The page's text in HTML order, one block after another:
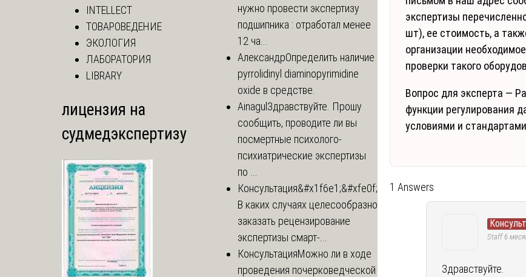
экспертизы
шт), ее стоимость, а
организации
проверки такого
Вопрос для эксперта —
функции регулирования
условиями и
1 Answers
Staff6
Здравствуйте.
INTELLECT
ТОВАРОВЕДЕНИЕ
ЭКОЛОГИЯ
ЛАБОРАТОРИЯ
LIBRARY
лицензия на
судмедэкспертизу
нужно провести экспертизу
подшипника : отработал менее
12 ча...
АлександрОпределить наличие
pyrrolidinyl diaminopyrimidine
oxide в средстве.
Ainagul Здравствуйте. Прошу
сообщить, проводите ли вы
посмертные психолого-
психиатрические экспертизы
по ...
Консультация&#x1f6e1;&#xfe0f;
В каких случаях целесообразно
заказать рецензирование
экспертизы смарт-...
КонсультацияМожно ли в ходе
проведения почерковедческой